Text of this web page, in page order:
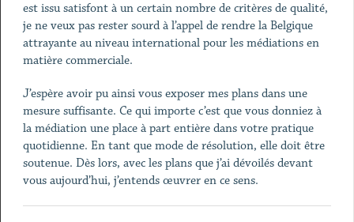
est issu satisfont à un certain nombre de critères de qualité,
je ne veux pas rester sourd à l’appel de rendre la Belgique
attrayante au niveau international pour les médiations en
matière commerciale.
J’espère avoir pu ainsi vous exposer mes plans dans une
mesure suffisante. Ce qui importe c’est que vous donniez à
la médiation une place à part entière dans votre pratique
quotidienne. En tant que mode de résolution, elle doit être
soutenue. Dès lors, avec les plans que j’ai dévoilés devant
vous aujourd’hui, j’entends œuvrer en ce sens.